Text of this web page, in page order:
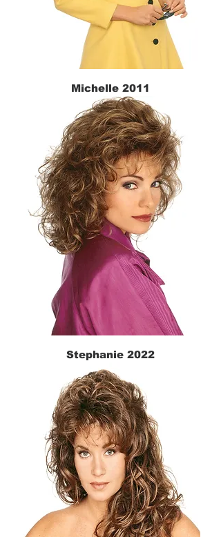
Michelle 2011
Stephanie 2022